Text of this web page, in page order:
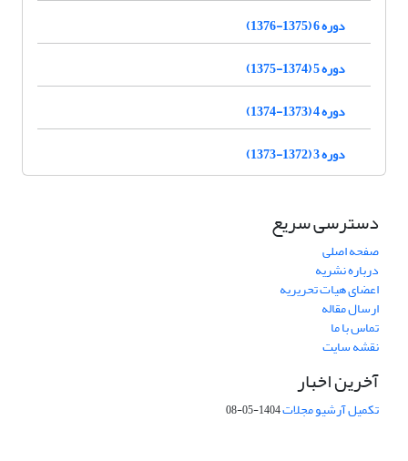
دوره 6 (1375-1376)
دوره 5 (1374-1375)
دوره 4 (1373-1374)
دوره 3 (1372-1373)
دسترسی سریع
صفحه اصلی
درباره نشریه
اعضای هیات تحریریه
ارسال مقاله
تماس با ما
نقشه سایت
آخرین اخبار
تکمیل آرشیو مجلات1404-05-08